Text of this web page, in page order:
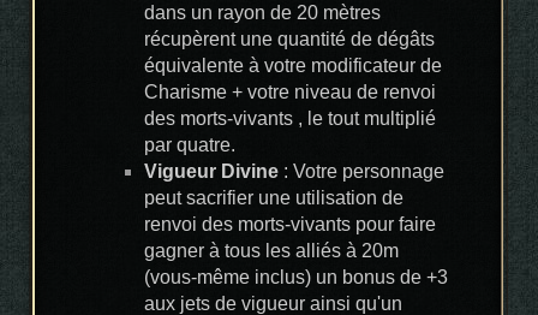
dans un rayon de 20 mètres
récupèrent une quantité de dégâts
équivalente à votre modificateur de
Charisme + votre niveau de renvoi
des morts-vivants , le tout multiplié
par quatre.
Vigueur Divine : Votre personnage
peut sacrifier une utilisation de
renvoi des morts-vivants pour faire
gagner à tous les alliés à 20m
(vous-même inclus) un bonus de +3
aux jets de vigueur ainsi qu'un